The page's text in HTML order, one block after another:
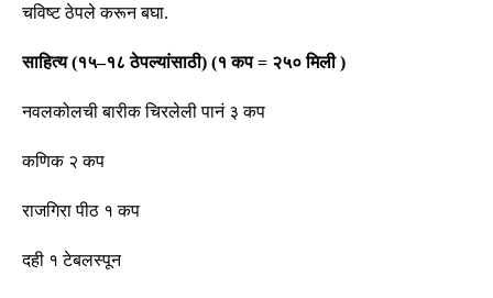
चविष्ट ठेपले करून बघा.
साहित्य(१५–१८ ठेपल्यांसाठी) (१ कप= २५० मिली)
नवलकोलची बारीक चिरलेली पानं ३ कप
कणिक २ कप
राजगिरा पीठ १ कप
दही १ टेबलस्पून